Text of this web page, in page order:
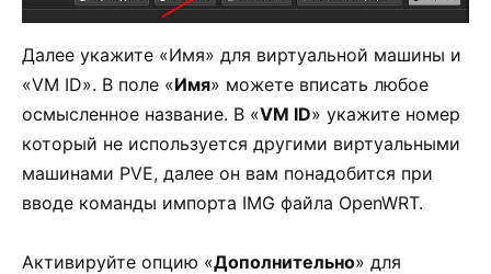
Далее укажите «Имя» для виртуальной машины и
«VM ID». В поле «Имя» можете вписать любое
осмысленное название. В «VM ID» укажите номер
который не используется другими виртуальными
машинами PVE, далее он вам понадобится при
вводе команды импорта IMG файла OpenWRT.
Активируйте опцию «Дополнительно» для